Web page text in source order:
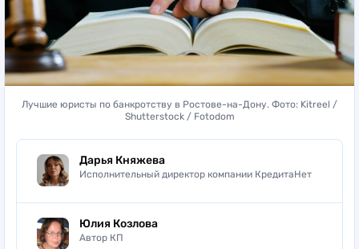
Лучшие юристы по банкротству в Ростове-на-Дону. Фото: Kitreel /
Shutterstock / Fotodom
Дарья Княжева
Исполнительный директор компании КредитаНет
Юлия Козлова
Автор КП